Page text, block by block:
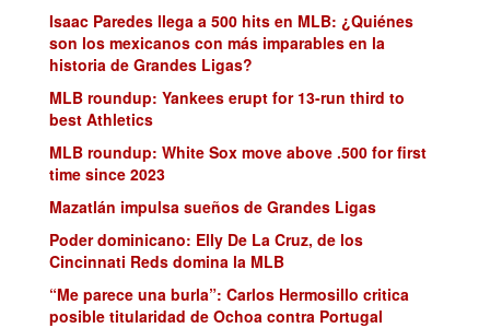
Isaac Paredes llega a 500 hits en MLB: ¿Quiénes
son los mexicanos con más imparables en la
historia de Grandes Ligas?
MLB roundup: Yankees erupt for 13-run third to
best Athletics
MLB roundup: White Sox move above .500 for first
time since 2023
Mazatlán impulsa sueños de Grandes Ligas
Poder dominicano: Elly De La Cruz, de los
Cincinnati Reds domina la MLB
“Me parece una burla”: Carlos Hermosillo critica
posible titularidad de Ochoa contra Portugal